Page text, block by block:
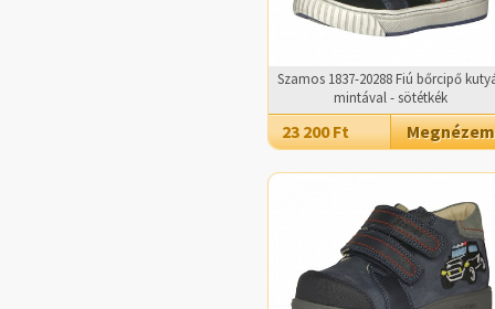
Szamos 1837-20288 Fiú bőrcipő
mintával - sötétkék
23 200 Ft Megnézem